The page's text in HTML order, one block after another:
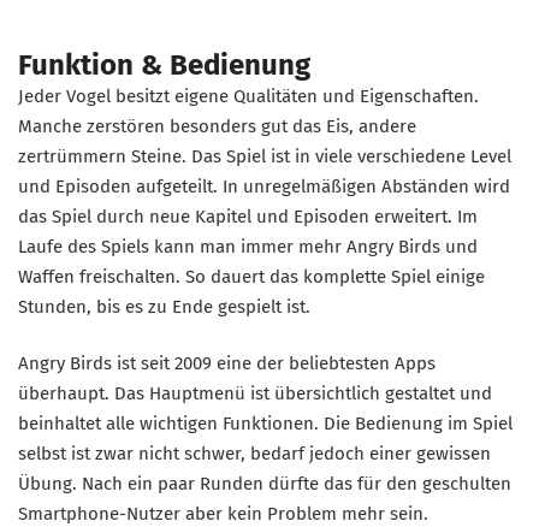
Funktion & Bedienung
Jeder Vogel besitzt eigene Qualitäten und Eigenschaften.
Manche zerstören besonders gut das Eis, andere
zertrümmern Steine. Das Spiel ist in viele verschiedene Level
und Episoden aufgeteilt. In unregelmäßigen Abständen wird
das Spiel durch neue Kapitel und Episoden erweitert. Im
Laufe des Spiels kann man immer mehr Angry Birds und
Waffen freischalten. So dauert das komplette Spiel einige
Stunden, bis es zu Ende gespielt ist.
Angry Birds ist seit 2009 eine der beliebtesten Apps
überhaupt. Das Hauptmenü ist übersichtlich gestaltet und
beinhaltet alle wichtigen Funktionen. Die Bedienung im Spiel
selbst ist zwar nicht schwer, bedarf jedoch einer gewissen
Übung. Nach ein paar Runden dürfte das für den geschulten
Smartphone-Nutzer aber kein Problem mehr sein.